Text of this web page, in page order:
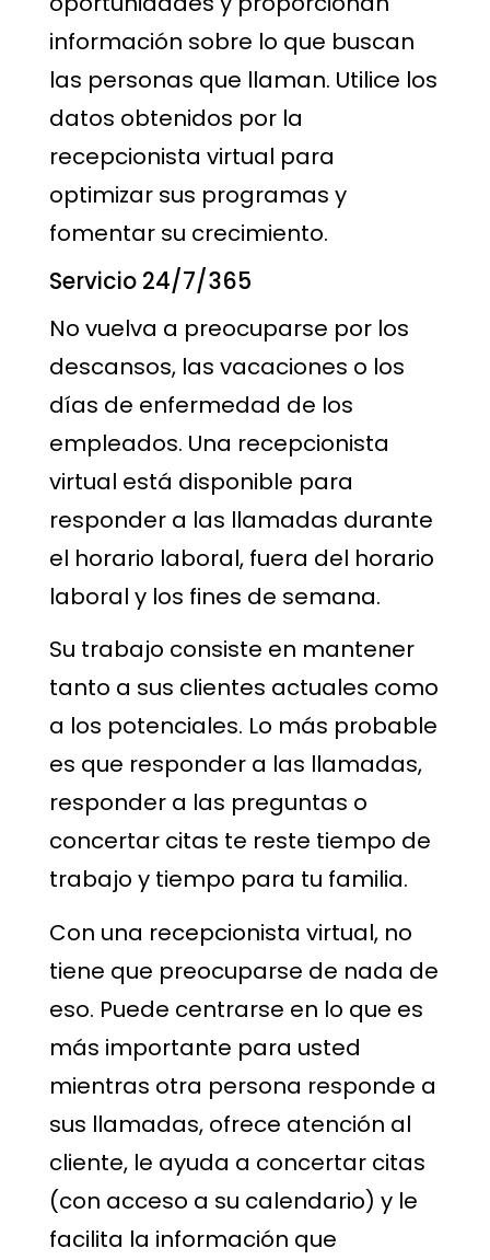
información sobre lo que buscan
las personas que llaman. Utilice los
datos obtenidos por la
recepcionista virtual para
optimizar sus programas y
fomentar su crecimiento.
Servicio 24/7/365
No vuelva a preocuparse por los
descansos, las vacaciones o los
días de enfermedad de los
empleados. Una recepcionista
virtual está disponible para
responder a las llamadas durante
el horario laboral, fuera del horario
laboral y los fines de semana.
Su trabajo consiste en mantener
tanto a sus clientes actuales como
a los potenciales. Lo más probable
es que responder a las llamadas,
responder a las preguntas o
concertar citas te reste tiempo de
trabajo y tiempo para tu familia.
Con una recepcionista virtual, no
tiene que preocuparse de nada de
eso. Puede centrarse en lo que es
más importante para usted
mientras otra persona responde a
sus llamadas, ofrece atención al
cliente, le ayuda a concertar citas
(con acceso a su calendario) y le
facilita la información que